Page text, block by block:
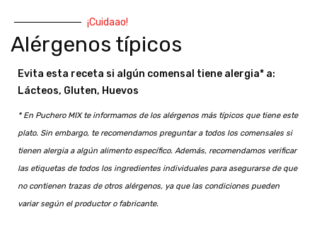
¡Cuidaao!
Alérgenos típicos
Evita esta receta si algún comensal tiene alergia* a:
Lácteos, Gluten, Huevos
* En Puchero MIX te informamos de los alérgenos más típicos que tiene este
plato. Sin embargo, te recomendamos preguntar a todos los comensales si
tienen alergia a algún alimento específico. Además, recomendamos verificar
las etiquetas de todos los ingredientes individuales para asegurarse de que
no contienen trazas de otros alérgenos, ya que las condiciones pueden
variar según el productor o fabricante.